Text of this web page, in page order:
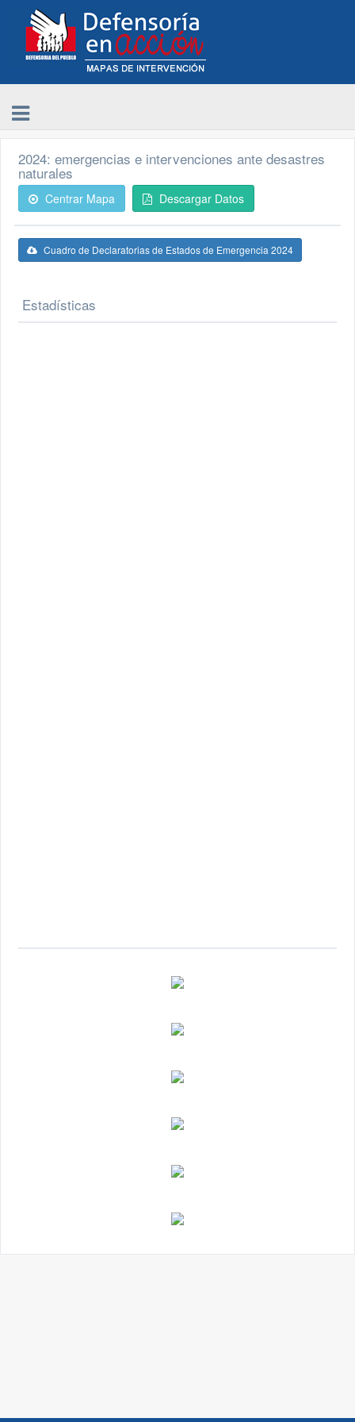
2024: emergencias e intervenciones ante desastres
naturales
Centrar Mapa Descargar Datos
Cuadro de Declaratorias de Estados de Emergencia 2024
Estadísticas